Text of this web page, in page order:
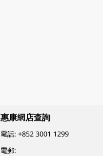
惠康網店查詢
電話:+852 3001 1299
電郵: